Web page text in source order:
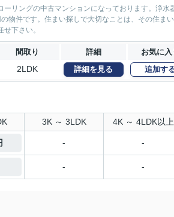
ーリングの中古マンションになっております。浄水
物件です。住まい探しで大切なことは、その住ま
下さい。
間取り 詳細 お気に入
2LDK 詳細を見る 追加す
3K ～ 3LDK 4K ～ 4LDK以上
- -
- -